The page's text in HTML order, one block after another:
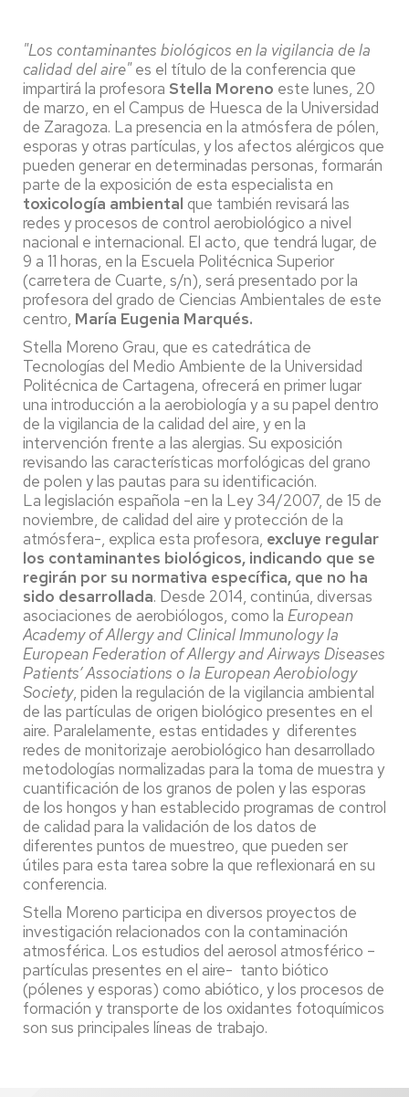
"Los contaminantes biológicos en la vigilancia de la
calidad del aire"es el título de la conferencia que
impartirá la profesora Stella Moreno este lunes, 20
de marzo, en el Campus de Huesca de la Universidad
de Zaragoza. La presencia en la atmósfera de pólen,
esporas y otras partículas, y los afectos alérgicos que
pueden generar en determinadas personas, formarán
parte de la exposición de esta especialista en
toxicología ambiental que también revisará las
redes y procesos de control aerobiológico a nivel
nacional e internacional. El acto, que tendrá lugar, de
9 a 11 horas, en la Escuela Politécnica Superior
(carretera de Cuarte, s/n), será presentado por la
profesora del grado de Ciencias Ambientales de este
centro, María Eugenia Marqués.
Stella Moreno Grau, que es catedrática de
Tecnologías del Medio Ambiente de la Universidad
Politécnica de Cartagena, ofrecerá en primer lugar
una introducción a la aerobiología y a su papel dentro
de la vigilancia de la calidad del aire, y en la
intervención frente a las alergias. Su exposición
revisando las características morfológicas del grano
de polen y las pautas para su identificación.
La legislación española -en la Ley 34/2007, de 15 de
noviembre, de calidad del aire y protección de la
atmósfera-, explica esta profesora, excluye regular
los contaminantes biológicos, indicando que se
regirán por su normativa específica, que no ha
sido desarrollada. Desde 2014, continúa, diversas
asociaciones de aerobiólogos, como la European
Academy of Allergy and Clinical Immunology la
European Federation of Allergy and Airways Diseases
Patients’ Associations o la European Aerobiology
Society, piden la regulación de la vigilancia ambiental
de las partículas de origen biológico presentes en el
aire. Paralelamente, estas entidades y diferentes
redes de monitorizaje aerobiológico han desarrollado
metodologías normalizadas para la toma de muestra y
cuantificación de los granos de polen y las esporas
de los hongos y han establecido programas de control
de calidad para la validación de los datos de
diferentes puntos de muestreo, que pueden ser
útiles para esta tarea sobre la que reflexionará en su
conferencia.
Stella Moreno participa en diversos proyectos de
investigación relacionados con la contaminación
atmosférica. Los estudios del aerosol atmosférico –
partículas presentes en el aire- tanto biótico
(pólenes y esporas) como abiótico, y los procesos de
formación y transporte de los oxidantes fotoquímicos
son sus principales líneas de trabajo.